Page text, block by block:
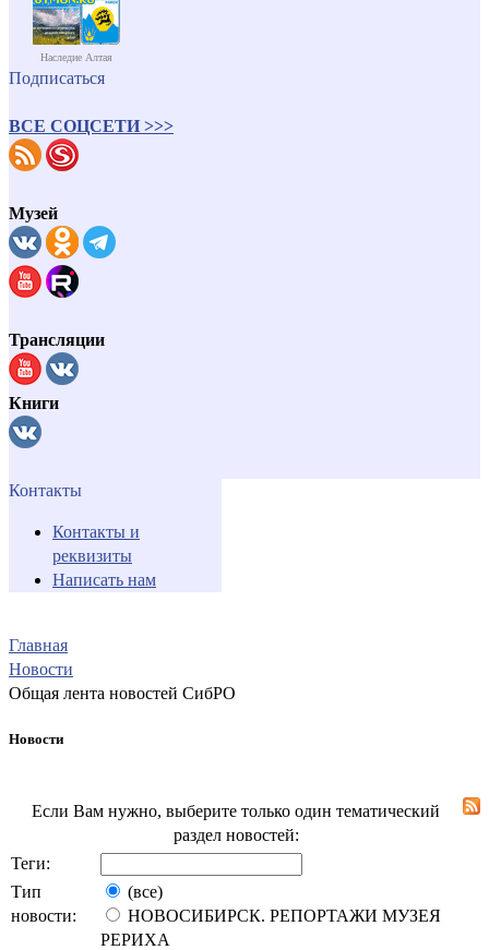
Наследие Алтая
Подписаться
ВСЕ СОЦСЕТИ >>>
Музей
Трансляции
Книги
Контакты
Контакты и
реквизиты
Написать нам
Главная
Новости
Общая лента новостей СибРО
Новости
Если Вам нужно, выберите только один тематический
раздел новостей:
Теги:
Тип
новости:
(все)
НОВОСИБИРСК. РЕПОРТАЖИ МУЗЕЯ
РЕРИХА